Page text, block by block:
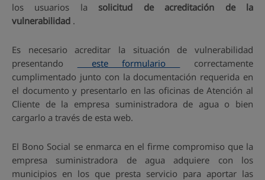
los usuarios la solicitud de acreditación de la
vulnerabilidad .
Es necesario acreditar la situación de vulnerabilidad
presentando
este formulario
correctamente
cumplimentado junto con la documentación requerida en
el documento y presentarlo en las oficinas de Atención al
Cliente de la empresa suministradora de agua o bien
cargarlo a través de esta web.
El Bono Social se enmarca en el firme compromiso que la
empresa suministradora de agua adquiere con los
municipios en los que presta servicio para aportar las